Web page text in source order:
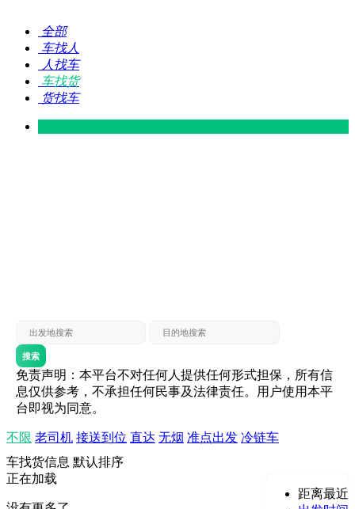
全部
车找人
人找车
车找货
货找车
搜索
免责声明：本平台不对任何人提供任何形式担保，所有信
息仅供参考，不承担任何民事及法律责任。用户使用本平
台即视为同意。
不限 老司机 接送到位 直达 无烟 准点出发 冷链车
车找货信息 默认排序
距离最近
正在加载